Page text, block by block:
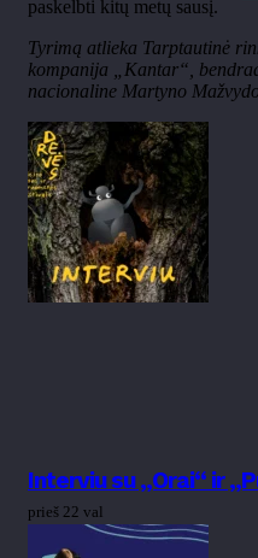
paskelbti kitų metų sausį.
Tyrimą atlieka Tarptautinė
kompanija „Kantar“,
nacionaline Martyno
Interviu su „Orai“ ir
prieš 22 val